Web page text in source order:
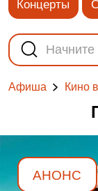
Концерты
Афиша Кино
АНОНС